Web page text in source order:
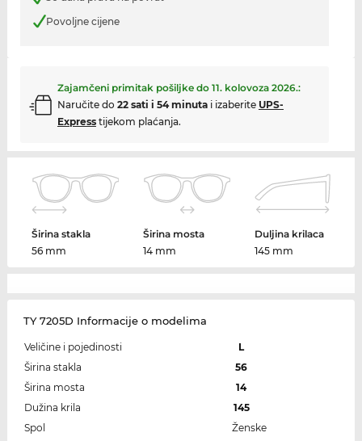
Povoljne cijene
Zajamčeni primitak pošiljke do 11. kolovoza 2026.:
Naručite do 22 sati i 54 minutai izaberite UPS-
Expresstijekom plaćanja.
Širina stakla
56 mm
Širina mosta
14 mm
Duljina krilaca
145 mm
TY 7205D Informacije o modelima
Veličine i pojedinosti
L
Širina stakla
56
Širina mosta
14
Dužina krila
145
Spol
Ženske